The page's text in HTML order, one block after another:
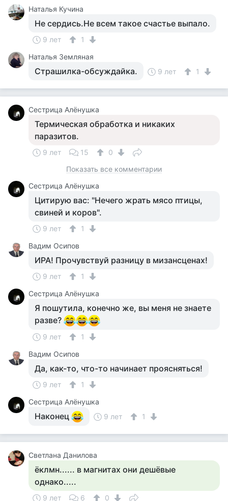
Наталья Кучина
Не сердись.Не всем такое счастье выпало.
9 лет
1
Наталья Земляная
Страшилка-обсуждайка. 9 лет 1
Сестрица Алёнушка
Термическая обработка и никаких
паразитов.
9 лет 15
0
Показать все комментарии
Сестрица Алёнушка
Цитирую вас: "Нечего жрать мясо птицы,
свиней и коров".
9 лет
1
Вадим Осипов
ИРА! Прочувствуй разницу в мизансценах!
9 лет
1
Сестрица Алёнушка
Я пошутила, конечно же, вы меня не знаете
разве?
9 лет
1
Вадим Осипов
Да, как-то, что-то начинает проясняться!
9 лет
1
Сестрица Алёнушка
Наконец 9 лет 1
Светлана Данилова
ёклмн...... в магнитах они дешёвые
однако.....
9 лет 6 0